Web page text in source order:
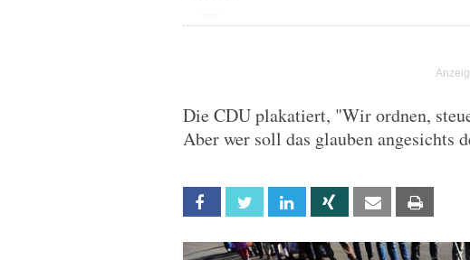
Die CDU plakatiert, "Wir ordnen,
Aber wer soll das glauben
Facebook Twitter Linkedin Xing Email